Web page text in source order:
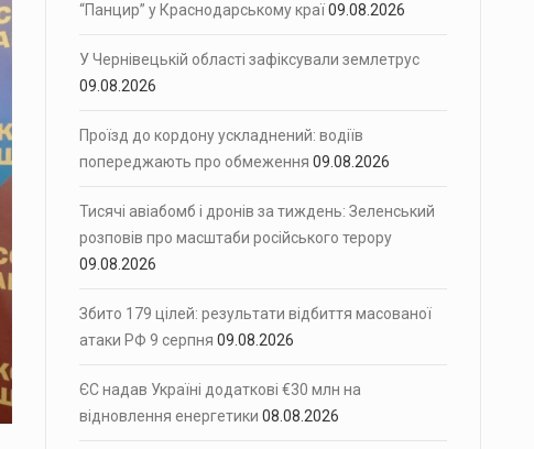
“Панцир” у Краснодарському краї09.08.2026
У Чернівецькій області зафіксували землетрус
09.08.2026
Проїзд до кордону ускладнений: водіїв
попереджають про обмеження 09.08.2026
Тисячі авіабомб і дронів за тиждень: Зеленський
розповів про масштаби російського терору
09.08.2026
Збито 179 цілей: результати відбиття масованої
атаки РФ 9 серпня 09.08.2026
ЄС надав Україні додаткові €30 млн на
відновлення енергетики 08.08.2026